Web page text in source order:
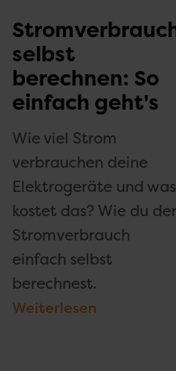
selbst
berechnen: So
einfach geht's
Wie viel Strom
verbrauchen deine
Elektrogeräte und was
kostet das? Wie du
Stromverbrauch
einfach selbst
berechnest.
Weiterlesen